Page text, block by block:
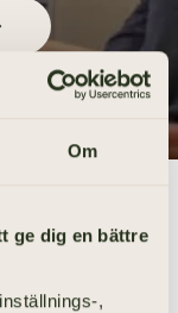
Om
ge dig en bättre
,